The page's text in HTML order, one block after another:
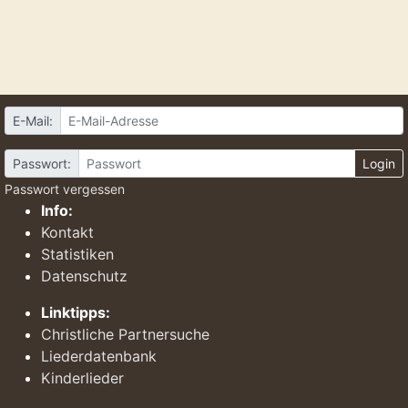
E-Mail:
Passwort:
Login
Passwort vergessen
Info:
Kontakt
Statistiken
Datenschutz
Linktipps:
Christliche Partnersuche
Liederdatenbank
Kinderlieder